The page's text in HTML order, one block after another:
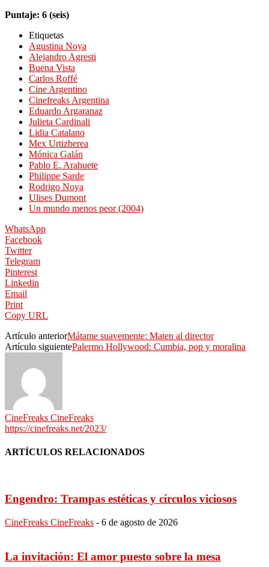
Puntaje: 6 (seis)
Etiquetas
Agustina Noya
Alejandro Agresti
Buena Vista
Carlos Roffé
Cine Argentino
Cinefreaks Argentina
Eduardo Argaranaz
Julieta Cardinali
Lidia Catalano
Mex Urtizberea
Mónica Galán
Pablo E. Arahuete
Philippe Sarde
Rodrigo Noya
Ulises Dumont
Un mundo menos peor (2004)
WhatsApp
Facebook
Twitter
Telegram
Pinterest
Linkedin
Email
Print
Copy URL
Artículo anteriorMátame suavemente: Maten al director
Artículo siguientePalermo Hollywood: Cumbia, pop y moralina
CineFreaks CineFreaks
https://cinefreaks.net/2023/
ARTÍCULOS RELACIONADOS
Engendro: Trampas estéticas y círculos viciosos
CineFreaks CineFreaks - 6 de agosto de 2026
La invitación: El amor puesto sobre la mesa